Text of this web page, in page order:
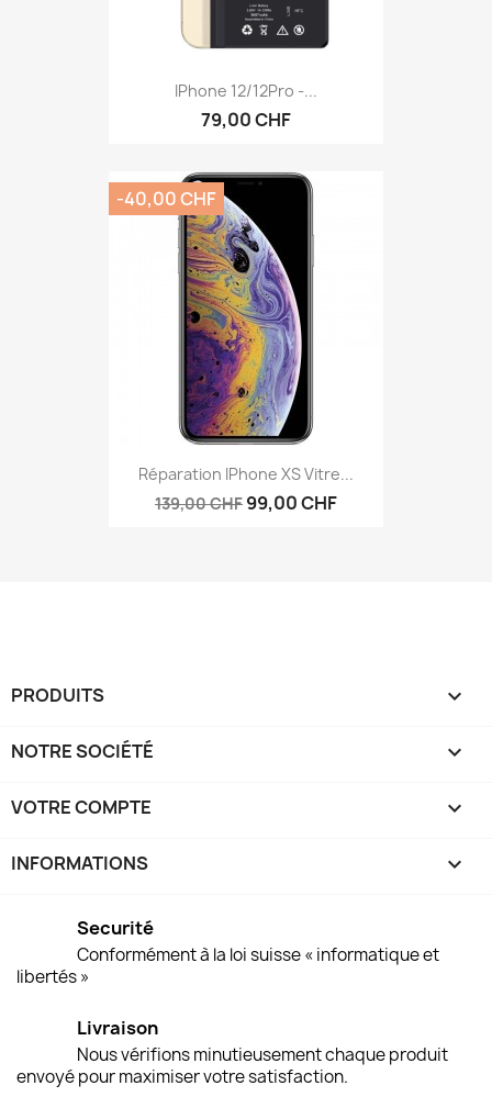
IPhone 12/12Pro -...
79,00 CHF
Réparation IPhone XS Vitre...
139,00 CHF 99,00 CHF
-40,00 CHF
PRODUITS 
NOTRE SOCIÉTÉ 
VOTRE COMPTE 
INFORMATIONS keyboard_arrow_down
Securité
Conformément à la loi suisse « informatique et
libertés »
Livraison
Nous vérifions minutieusement chaque produit
envoyé pour maximiser votre satisfaction.